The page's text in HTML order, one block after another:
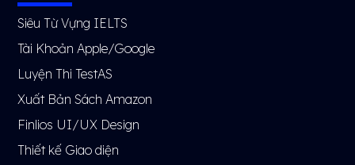
Siêu Từ Vựng IELTS
Tài Khoản Apple/Google
Luyện Thi TestAS
Xuất Bản Sách Amazon
Finlios UI/UX Design
Thiết kế Giao diện